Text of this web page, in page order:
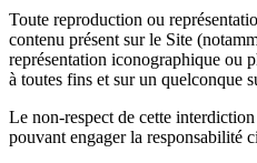
Toute reproduction ou
contenu présent sur le Site
représentation iconographique ou
à toutes fins et sur un quelconque
Le non-respect de cette
pouvant engager la responsabilité